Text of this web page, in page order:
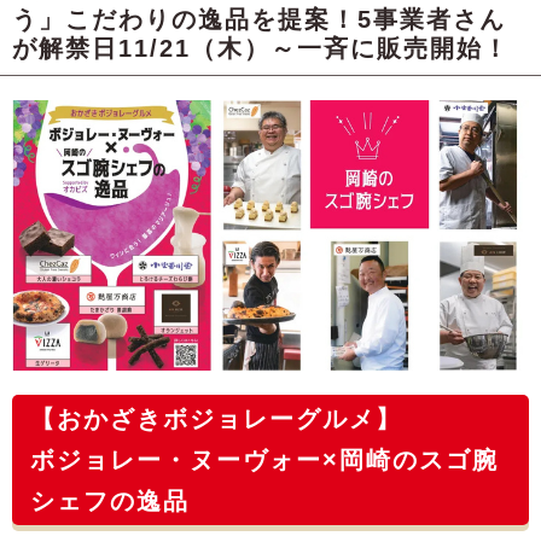
う」こだわりの逸品を提案！5事業者さん
が解禁日11/21（木）～一斉に販売開始！
【おかざきボジョレーグルメ】
ボジョレー・ヌーヴォー×岡崎のスゴ腕
シェフの逸品